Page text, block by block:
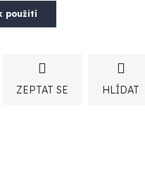
použití
ZEPTAT SE HLÍDAT